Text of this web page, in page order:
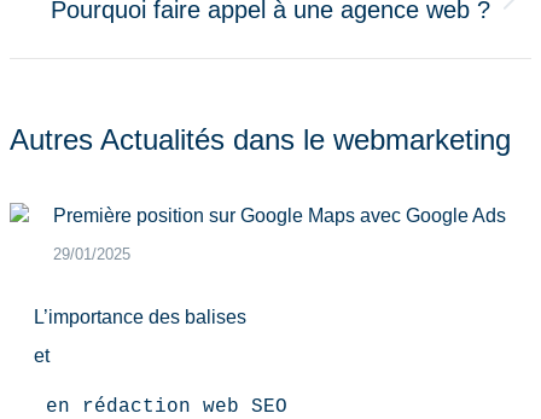
Article
Pourquoi faire appel à une agence web ?
Autres Actualités dans le webmarketing
Première position sur Google Maps avec Google Ads
29/01/2025
L’importance des balises
et
en rédaction web SEO